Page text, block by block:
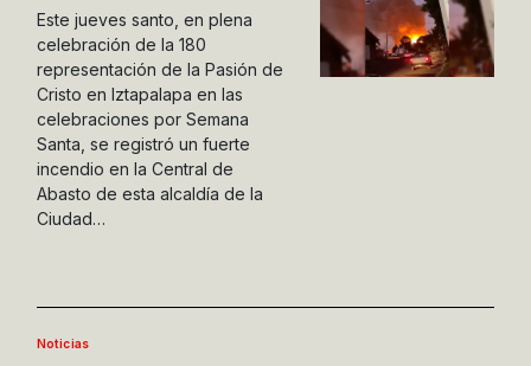
Este jueves santo, en plena
celebración de la 180
representación de la Pasión de
Cristo en Iztapalapa en las
celebraciones por Semana
Santa, se registró un fuerte
incendio en la Central de
Abasto de esta alcaldía de la
Ciudad…
Noticias